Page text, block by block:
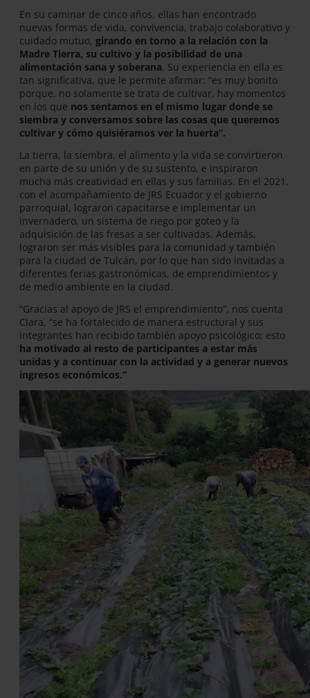
En su caminar de cinco años, ellas han encontrado
nuevas formas de vida, convivencia, trabajo colaborativo y
cuidado mutuo, girando en torno a la relación con la
Madre Tierra, su cultivo y la posibilidad de una
alimentación sana y soberana. Su experiencia en ella es
tan significativa, que le permite afirmar: “es muy bonito
porque, no solamente se trata de cultivar, hay momentos
en los que nos sentamos en el mismo lugar donde se
siembra y conversamos sobre las cosas que queremos
cultivar y cómo quisiéramos ver la huerta”.
La tierra, la siembra, el alimento y la vida se convirtieron
en parte de su unión y de su sustento, e inspiraron
mucha más creatividad en ellas y sus familias. En el 2021,
con el acompañamiento de JRS Ecuador y el gobierno
parroquial, lograron capacitarse e implementar un
invernadero, un sistema de riego por goteo y la
adquisición de las fresas a ser cultivadas. Además,
lograron ser más visibles para la comunidad y también
para la ciudad de Tulcán, por lo que han sido invitadas a
diferentes ferias gastronómicas, de emprendimientos y
de medio ambiente en la ciudad.
“Gracias al apoyo de JRS el emprendimiento”, nos cuenta
Clara, “se ha fortalecido de manera estructural y sus
integrantes han recibido también apoyo psicológico; esto
ha motivado al resto de participantes a estar más
unidas y a continuar con la actividad y a generar nuevos
ingresos económicos.”